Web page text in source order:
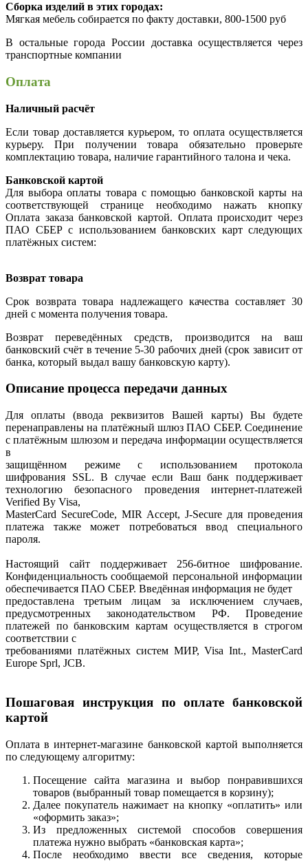
Сборка изделий в этих городах:
Мягкая мебель собирается по факту доставки, 800-1500 руб
В остальные города России доставка осуществляется через
транспортные компании
Оплата
Наличный расчёт
Если товар доставляется курьером, то оплата осуществляется
курьеру. При получении товара обязательно проверьте
комплектацию товара, наличие гарантийного талона и чека.
Банковской картой
Для выбора оплаты товара с помощью банковской карты на
соответствующей странице необходимо нажать кнопку
Оплата заказа банковской картой. Оплата происходит через
ПАО СБЕР с использованием банковских карт следующих
платёжных систем:
Возврат товара
Срок возврата товара надлежащего качества составляет 30
дней с момента получения товара.
Возврат переведённых средств, производится на ваш
банковский счёт в течение 5-30 рабочих дней (срок зависит от
банка, который выдал вашу банковскую карту).
Описание процесса передачи данных
Для оплаты (ввода реквизитов Вашей карты) Вы будете
перенаправлены на платёжный шлюз ПАО СБЕР. Соединение
с платёжным шлюзом и передача информации осуществляется
в
защищённом режиме с использованием протокола
шифрования SSL. В случае если Ваш банк поддерживает
технологию безопасного проведения интернет-платежей
Verified By Visa,
MasterCard SecureCode, MIR Accept, J-Secure для проведения
платежа также может потребоваться ввод специального
пароля.
Настоящий сайт поддерживает 256-битное шифрование.
Конфиденциальность сообщаемой персональной информации
обеспечивается ПАО СБЕР. Введённая информация не будет
предоставлена третьим лицам за исключением случаев,
предусмотренных законодательством РФ. Проведение
платежей по банковским картам осуществляется в строгом
соответствии с
требованиями платёжных систем МИР, Visa Int., MasterCard
Europe Sprl, JCB.
Пошаговая инструкция по оплате банковской
картой
Оплата в интернет-магазине банковской картой выполняется
по следующему алгоритму:
Посещение сайта магазина и выбор понравившихся
товаров (выбранный товар помещается в корзину);
Далее покупатель нажимает на кнопку «оплатить» или
«оформить заказ»;
Из предложенных системой способов совершения
платежа нужно выбрать «банковская карта»;
После необходимо ввести все сведения, которые